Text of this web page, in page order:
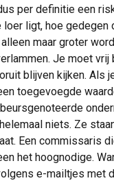
per definitie een
loer ligt, hoe gedegen
maar groter
Je moet
blijven kijken. Als
toegevoegde
niets. Ze
Een commissaris
het hoognodige.
e-mailtjes met